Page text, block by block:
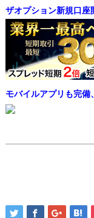
ザオプション新規口座
モバイルアプリも完備